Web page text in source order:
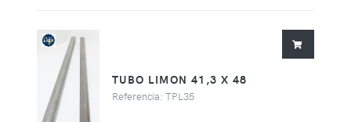
TUBO LIMON 41,3 X 48
Referencia: TPL35